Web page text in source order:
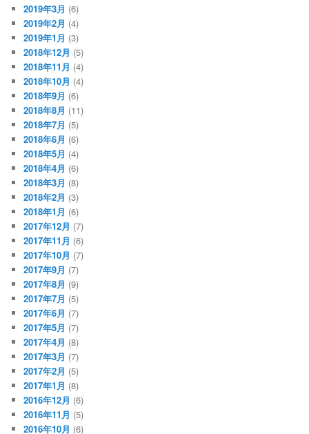
2019年3月 (6)
2019年2月 (4)
2019年1月 (3)
2018年12月 (5)
2018年11月 (4)
2018年10月 (4)
2018年9月 (6)
2018年8月 (11)
2018年7月 (5)
2018年6月 (6)
2018年5月 (4)
2018年4月 (6)
2018年3月 (8)
2018年2月 (3)
2018年1月 (6)
2017年12月 (7)
2017年11月 (6)
2017年10月 (7)
2017年9月 (7)
2017年8月 (9)
2017年7月 (5)
2017年6月 (7)
2017年5月 (7)
2017年4月 (8)
2017年3月 (7)
2017年2月 (5)
2017年1月 (8)
2016年12月 (6)
2016年11月 (5)
2016年10月 (6)